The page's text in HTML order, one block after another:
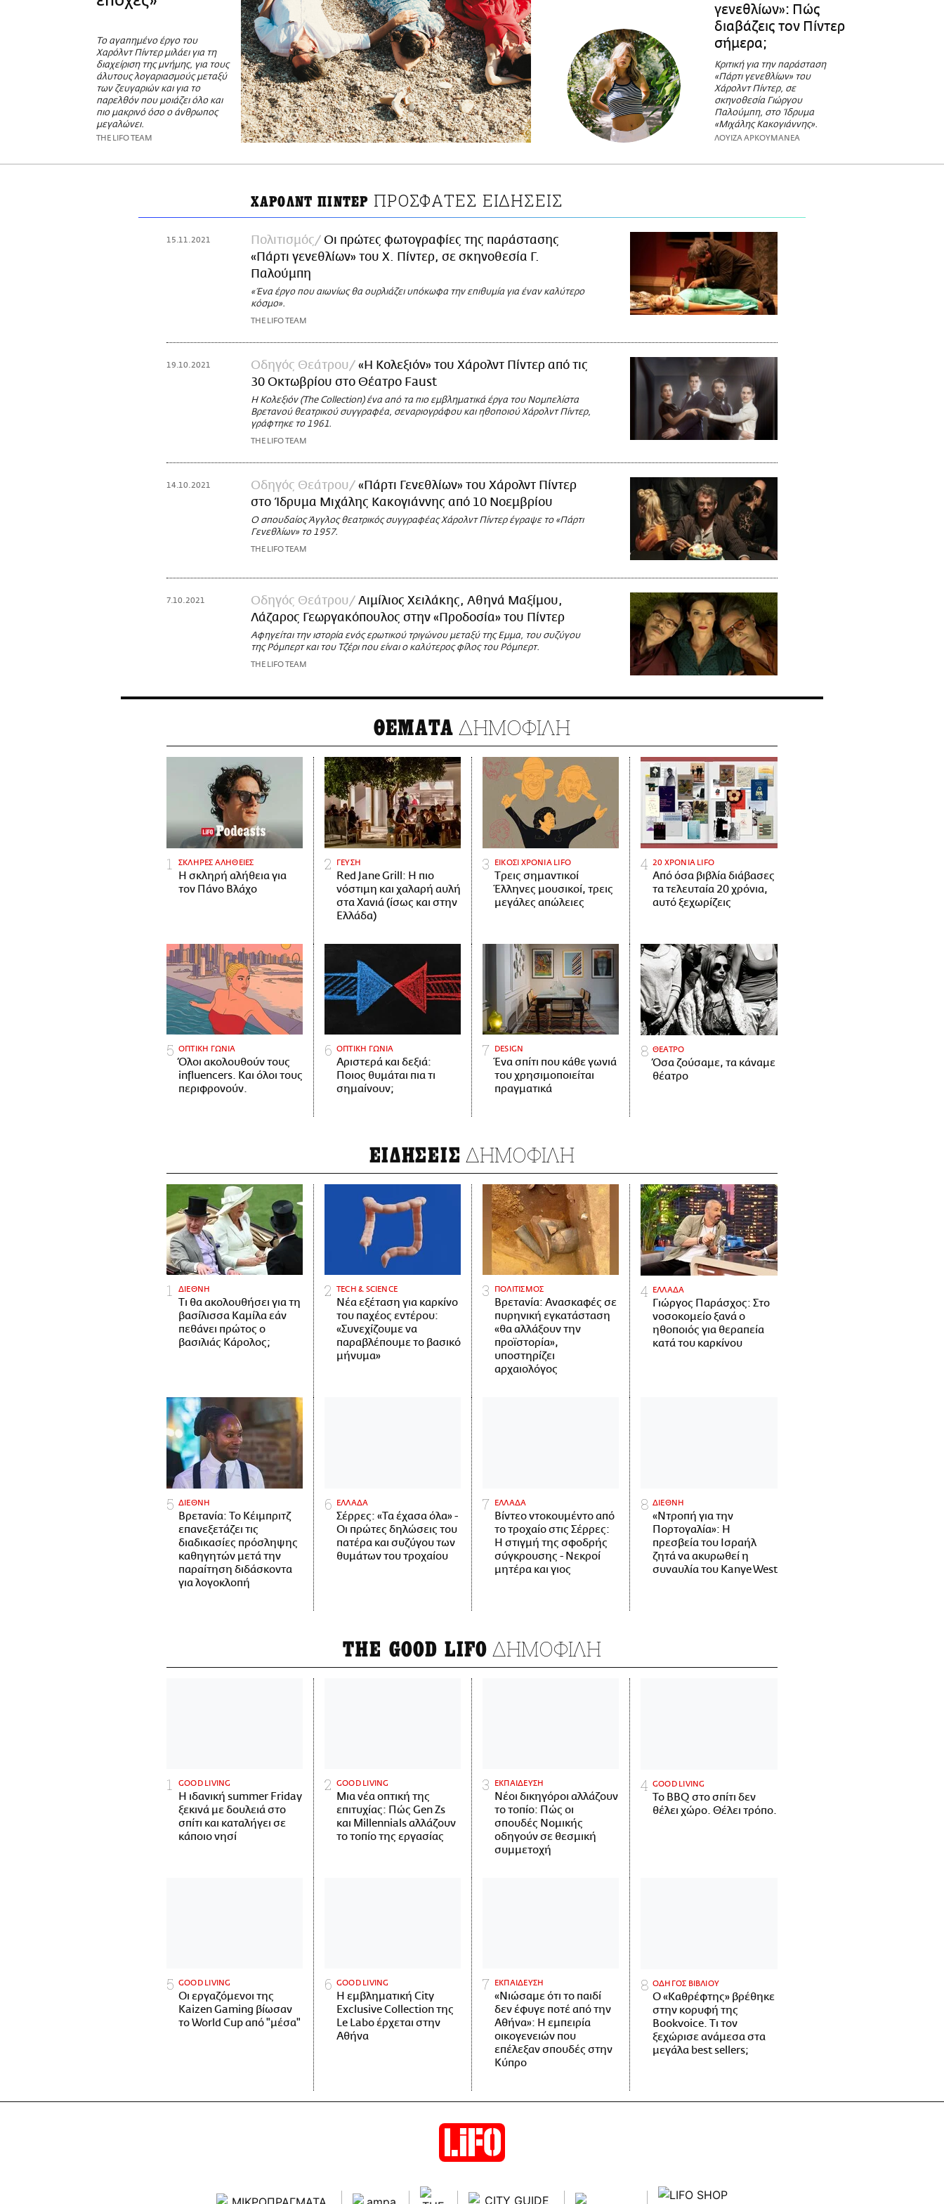
Το αγαπημένο έργο του
Χαρόλντ Πίντερ μιλάει για τη
διαχείριση της μνήμης, για τους
άλυτους λογαριασμούς μεταξύ
των ζευγαριών και για το
παρελθόν που μοιάζει όλο και
πιο μακρινό όσο ο άνθρωπος
μεγαλώνει.
THE LIFO TEAM
γενεθλίων»: Πώς
διαβάζεις τον Πίντερ
σήμερα;
Κριτική για την παράσταση
«Πάρτι γενεθλίων» του
Χάρολντ Πίντερ, σε
σκηνοθεσία Γιώργου
Παλούμπη, στο Ίδρυμα
«Μιχάλης Κακογιάννης».
ΛΟΥΙΖΑ ΑΡΚΟΥΜΑΝΕΑ
ΧΑΡΟΛΝΤ ΠΙΝΤΕΡ ΠΡΟΣΦΑΤΕΣ ΕΙΔΗΣΕΙΣ
15.11.2021 Πολιτισμός
Οι πρώτες φωτογραφίες της παράστασης
«Πάρτι γενεθλίων» του Χ. Πίντερ, σε σκηνοθεσία Γ.
Παλούμπη
«Ένα έργο που αιωνίως θα ουρλιάζει υπόκωφα την επιθυμία για έναν καλύτερο
κόσμο».
THE LIFO TEAM
19.10.2021 Οδηγός Θεάτρου
«Η Κολεξιόν» του Χάρολντ Πίντερ από τις
30 Οκτωβρίου στο Θέατρο Faust
Η Κολεξιόν (The Collection) ένα από τα πιο εμβληματικά έργα του Νομπελίστα
Βρετανού θεατρικού συγγραφέα, σεναριογράφου και ηθοποιού Χάρολντ Πίντερ,
γράφτηκε το 1961.
THE LIFO TEAM
14.10.2021 Οδηγός Θεάτρου
«Πάρτι Γενεθλίων» του Χάρολντ Πίντερ
στο Ίδρυμα Μιχάλης Κακογιάννης από 10 Νοεμβρίου
Ο σπουδαίος Άγγλος θεατρικός συγγραφέας Χάρολντ Πίντερ έγραψε το «Πάρτι
Γενεθλίων» το 1957.
THE LIFO TEAM
7.10.2021 Οδηγός Θεάτρου
Αιμίλιος Χειλάκης, Αθηνά Μαξίμου,
Λάζαρος Γεωργακόπουλος στην «Προδοσία» του Πίντερ
Aφηγείται την ιστορία ενός ερωτικού τριγώνου μεταξύ της Εμμα, του συζύγου
της Ρόμπερτ και του Τζέρι που είναι ο καλύτερος φίλος του Ρόμπερτ.
THE LIFO TEAM
ΘΕΜΑΤΑ ΔΗΜΟΦΙΛΗ
ΣΚΛΗΡΕΣ ΑΛΗΘΕΙΕΣ
H σκληρή αλήθεια για
τον Πάνο Βλάχο
ΓΕΥΣΗ
Red Jane Grill: Η πιο
νόστιμη και χαλαρή αυλή
στα Χανιά (ίσως και στην
Ελλάδα)
ΕΙΚΟΣΙ ΧΡΟΝΙΑ LIFO
Tρεις σημαντικοί
Έλληνες μουσικοί, τρεις
μεγάλες απώλειες
20 ΧΡΟΝΙΑ LIFO
Από όσα βιβλία διάβασες
τα τελευταία 20 χρόνια,
αυτό ξεχωρίζεις
ΟΠΤΙΚΗ ΓΩΝΙΑ
Όλοι ακολουθούν τους
influencers. Και όλοι τους
περιφρονούν.
ΟΠΤΙΚΗ ΓΩΝΙΑ
Αριστερά και δεξιά:
Ποιος θυμάται πια τι
σημαίνουν;
DESIGN
Ένα σπίτι που κάθε γωνιά
του χρησιμοποιείται
πραγματικά
ΘΕΑΤΡΟ
Όσα ζούσαμε, τα κάναμε
θέατρο
ΕΙΔΗΣΕΙΣ ΔΗΜΟΦΙΛΗ
ΔΙΕΘΝΗ
Τι θα ακολουθήσει για τη
βασίλισσα Καμίλα εάν
πεθάνει πρώτος ο
βασιλιάς Κάρολος;
ΤECH & SCIENCE
Νέα εξέταση για καρκίνο
του παχέος εντέρου:
«Συνεχίζουμε να
παραβλέπουμε το βασικό
μήνυμα»
ΠΟΛΙΤΙΣΜΟΣ
Βρετανία: Ανασκαφές σε
πυρηνική εγκατάσταση
«θα αλλάξουν την
προϊστορία»,
υποστηρίζει
αρχαιολόγος
ΕΛΛΑΔΑ
Γιώργος Παράσχος: Στο
νοσοκομείο ξανά ο
ηθοποιός για θεραπεία
κατά του καρκίνου
ΔΙΕΘΝΗ
Βρετανία: Το Κέιμπριτζ
επανεξετάζει τις
διαδικασίες πρόσληψης
καθηγητών μετά την
παραίτηση διδάσκοντα
για λογοκλοπή
ΕΛΛΑΔΑ
Σέρρες: «Τα έχασα όλα» -
Οι πρώτες δηλώσεις του
πατέρα και συζύγου των
θυμάτων του τροχαίου
ΕΛΛΑΔΑ
Βίντεο ντοκουμέντο από
το τροχαίο στις Σέρρες:
Η στιγμή της σφοδρής
σύγκρουσης - Νεκροί
μητέρα και γιος
ΔΙΕΘΝΗ
«Ντροπή για την
Πορτογαλία»: Η
πρεσβεία του Ισραήλ
ζητά να ακυρωθεί η
συναυλία του Kanye West
THE GOOD LIFO ΔΗΜΟΦΙΛΗ
GOOD LIVING
Η ιδανική summer Friday
ξεκινά με δουλειά στο
σπίτι και καταλήγει σε
κάποιο νησί
GOOD LIVING
Μια νέα οπτική της
επιτυχίας: Πώς Gen Zs
και Millennials αλλάζουν
το τοπίο της εργασίας
ΕΚΠΑΙΔΕΥΣΗ
Νέοι δικηγόροι αλλάζουν
το τοπίο: Πώς οι
σπουδές Νομικής
οδηγούν σε θεσμική
συμμετοχή
GOOD LIVING
Το BBQ στο σπίτι δεν
θέλει χώρο. Θέλει τρόπο.
GOOD LIVING
Οι εργαζόμενοι της
Kaizen Gaming βίωσαν
το World Cup από "μέσα"
GOOD LIVING
Η εμβληματική City
Exclusive Collection της
Le Labo έρχεται στην
Αθήνα
ΕΚΠΑΙΔΕΥΣΗ
«Νιώσαμε ότι το παιδί
δεν έφυγε ποτέ από την
Αθήνα»: Η εμπειρία
οικογενειών που
επέλεξαν σπουδές στην
Κύπρο
ΟΔΗΓΟΣ ΒΙΒΛΙΟΥ
Ο «Καθρέφτης» βρέθηκε
στην κορυφή της
Bookvoice. Τι τον
ξεχώρισε ανάμεσα στα
μεγάλα best sellers;